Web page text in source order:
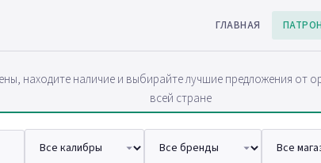
ГЛАВНАЯ
находите наличие и выбирайте лучшие предложения от
всей стране